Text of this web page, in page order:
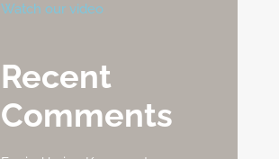
Watch our video
Recent
Comments